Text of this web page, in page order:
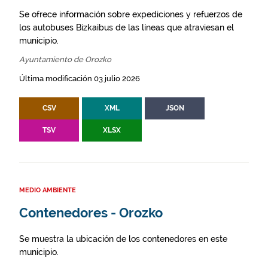
Se ofrece información sobre expediciones y refuerzos de
los autobuses Bizkaibus de las líneas que atraviesan el
municipio.
Ayuntamiento de Orozko
Última modificación 03 julio 2026
CSV XML JSON
TSV XLSX
MEDIO AMBIENTE
Contenedores - Orozko
Se muestra la ubicación de los contenedores en este
municipio.